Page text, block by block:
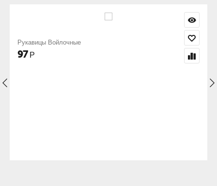
Перчатки с нитриловым покрытием